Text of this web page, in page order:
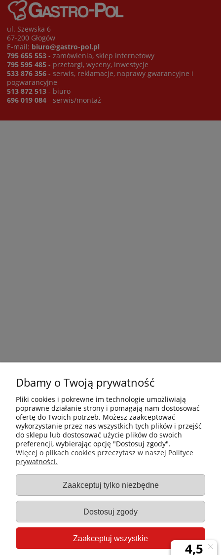
ul. Szewska 6
67-200 Głogów
E-mail: biuro@gastro-pol.pl
795 655 553 - zamówienia, sklep internetowy
795 595 485 - przetargi, wyceny, inwestycje
533 876 356 - serwis, reklamacje, naprawy gwarancyjne i
pogwarancyjne
513 872 513 - biuro
696 019 084 - serwis/montaż
Płatności i dostawa
Gastro-Pol
Moje konto
Pomoc
Dbamy o Twoją prywatność
Pliki cookies i pokrewne im technologie umożliwiają
poprawne działanie strony i pomagają nam dostosować
ofertę do Twoich potrzeb. Możesz zaakceptować
wykorzystanie przez nas wszystkich tych plików i przejść
do sklepu lub dostosować użycie plików do swoich
preferencji, wybierając opcję "Dostosuj zgody".
Więcej o plikach cookies przeczytasz w naszej Polityce
prywatności.
Zaakceptuj tylko niezbędne
Dostosuj zgody
Zaakceptuj wszystkie